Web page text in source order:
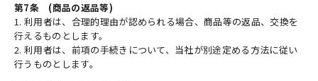
第7条 (商品の返品等)
1. 利用者は、合理的理由が認められる場合、商品等の返品、交換を
行えるものとします。
2. 利用者は、前項の手続きについて、当社が別途定める方法に従い
行うものとします。